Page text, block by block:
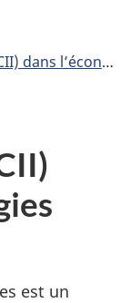
propre
est un